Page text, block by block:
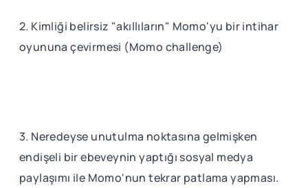
2. Kimliği belirsiz "akıllıların" Momo'yu bir intihar
oyununa çevirmesi (Momo challenge)
3. Neredeyse unutulma noktasına gelmişken
endişeli bir ebeveynin yaptığı sosyal medya
paylaşımı ile Momo'nun tekrar patlama yapması.